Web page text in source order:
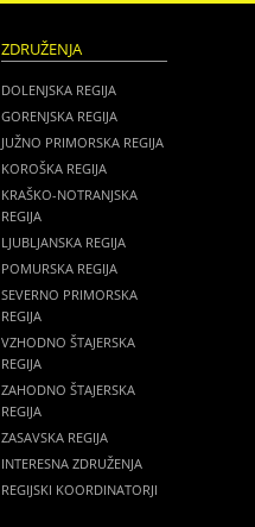
ZDRUŽENJA
DOLENJSKA REGIJA
GORENJSKA REGIJA
JUŽNO PRIMORSKA REGIJA
KOROŠKA REGIJA
KRAŠKO-NOTRANJSKA
REGIJA
LJUBLJANSKA REGIJA
POMURSKA REGIJA
SEVERNO PRIMORSKA
REGIJA
VZHODNO ŠTAJERSKA
REGIJA
ZAHODNO ŠTAJERSKA
REGIJA
ZASAVSKA REGIJA
INTERESNA ZDRUŽENJA
REGIJSKI KOORDINATORJI